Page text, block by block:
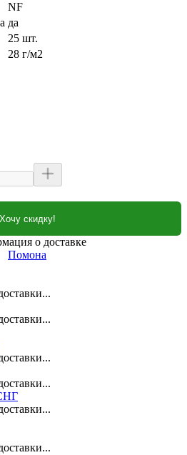
NF
да
25 шт.
28 г/м2
Хочу скидку!
о доставке
Помона